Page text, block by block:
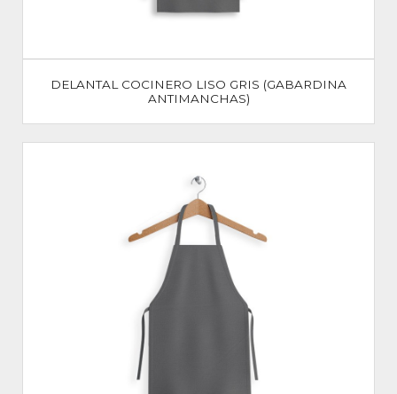
DELANTAL COCINERO LISO GRIS (GABARDINA
ANTIMANCHAS)